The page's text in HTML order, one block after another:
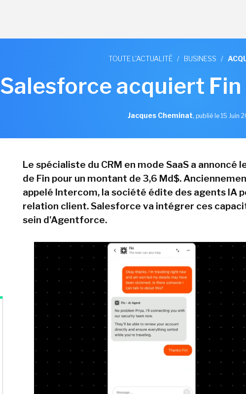
TOUTE L'ACTUALITÉ / BUSINESS /
Salesforce acquiert
Jacques Cheminat, publié le 15 Juin
Le spécialiste du CRM en mode SaaS a annoncé
de Fin pour un montant de 3,6 Md$.
appelé Intercom, la société édite des agents IA
relation client. Salesforce va intégrer ces
sein d'Agentforce.